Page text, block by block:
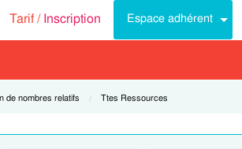
Tarif /Inscription Espace adhérent
de nombres relatifs Current:
Ttes Ressources